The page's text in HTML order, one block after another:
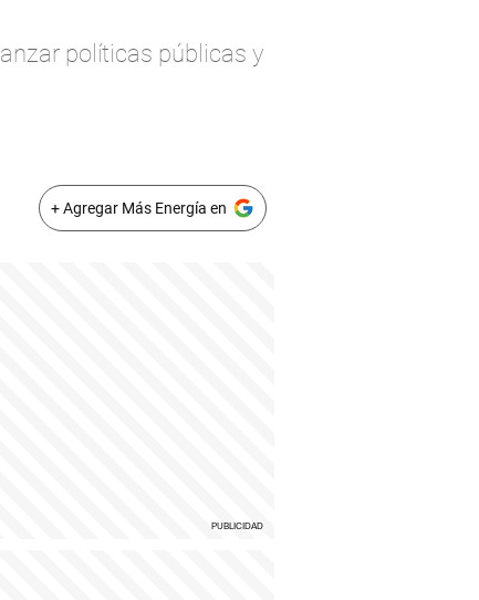
políticas públicas y
+ Agregar Más Energía en